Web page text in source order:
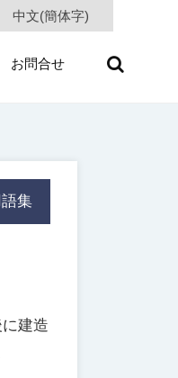
中文(簡体字)
お問合せ
集
建造